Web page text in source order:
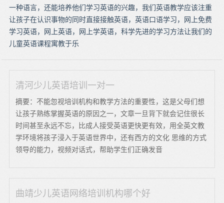
一种语言，还能培养他们学习英语的兴趣，我们英语教学应该注重
让孩子在认识事物的同时直接接触英语，英语口语学习，网上免费
学习英语，网上英语，网上学英语，科学先进的学习方法让我们的
儿童英语课程寓教于乐
清河少儿英语培训一对一
摘要：不能忽视培训机构和教学方法的重要性，这是父母们想
让孩子熟练掌握英语的原因之一，文章一旦背下就会记住很长
时间甚至永远不忘，比成人接受英语更快更有效，用全英文教
学环境将孩子浸入于英语世界中，还有西方的文化 思维的方式
领导的能力，视频对话式，帮助学生们正确发音
曲靖少儿英语网络培训机构哪个好